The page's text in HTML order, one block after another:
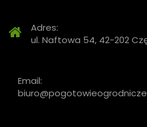
Adres:
ul. Naftowa 54, 42-202
Email: